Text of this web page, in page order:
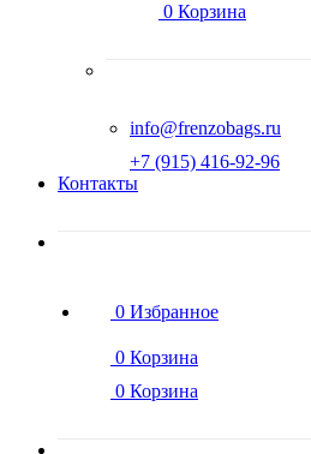
0 Корзина
info@frenzobags.ru
‭+7 (915) 416-92-96
Контакты
0 Избранное
0 Корзина
0 Корзина